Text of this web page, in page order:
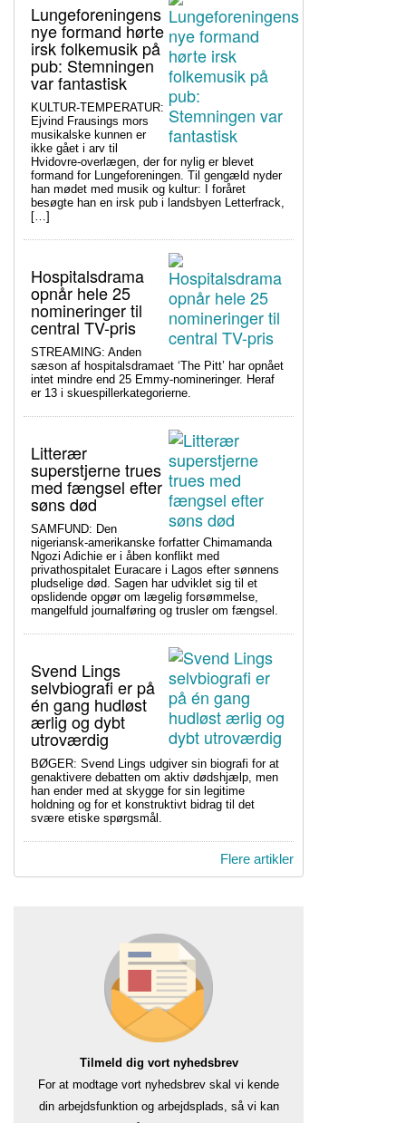
Lungeforeningens
nye formand hørte
irsk folkemusik på
pub: Stemningen
var fantastisk
KULTUR-TEMPERATUR:
Ejvind Frausings mors
musikalske kunnen er
ikke gået i arv til
Hvidovre-overlægen, der for nylig er blevet
formand for Lungeforeningen. Til gengæld nyder
han mødet med musik og kultur: I foråret
besøgte han en irsk pub i landsbyen Letterfrack,
[…]
Hospitalsdrama
opnår hele 25
nomineringer til
central TV-pris
STREAMING: Anden
sæson af hospitalsdramaet ‘The Pitt’ har opnået
intet mindre end 25 Emmy-nomineringer. Heraf
er 13 i skuespillerkategorierne.
Litterær
superstjerne trues
med fængsel efter
søns død
SAMFUND: Den
nigeriansk-amerikanske forfatter Chimamanda
Ngozi Adichie er i åben konflikt med
privathospitalet Euracare i Lagos efter sønnens
pludselige død. Sagen har udviklet sig til et
opslidende opgør om lægelig forsømmelse,
mangelfuld journalføring og trusler om fængsel.
Svend Lings
selvbiografi er på
én gang hudløst
ærlig og dybt
utroværdig
BØGER: Svend Lings udgiver sin biografi for at
genaktivere debatten om aktiv dødshjælp, men
han ender med at skygge for sin legitime
holdning og for et konstruktivt bidrag til det
svære etiske spørgsmål.
Flere artikler
Tilmeld dig vort nyhedsbrev
For at modtage vort nyhedsbrev skal vi kende
din arbejdsfunktion og arbejdsplads, så vi kan